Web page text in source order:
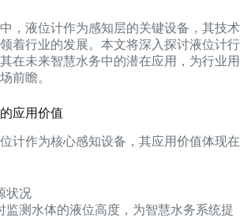
，液位计作为感知层的关键设备，其技术
着行业的发展。本文将深入探讨液位计行
在未来智慧水务中的潜在应用，为行业用
前瞻。
应用价值
计作为核心感知设备，其应用价值体现在
状况
监测水体的液位高度，为智慧水务系统提